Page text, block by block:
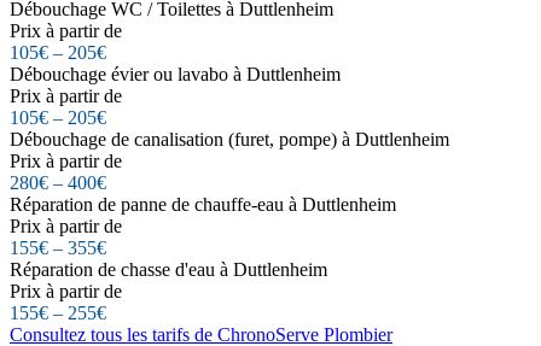
Débouchage WC / Toilettes à Duttlenheim
Prix à partir de
105€ – 205€
Débouchage évier ou lavabo à Duttlenheim
Prix à partir de
105€ – 205€
Débouchage de canalisation (furet, pompe) à Duttlenheim
Prix à partir de
280€ – 400€
Réparation de panne de chauffe-eau à Duttlenheim
Prix à partir de
155€ – 355€
Réparation de chasse d'eau à Duttlenheim
Prix à partir de
155€ – 255€
Consultez tous les tarifs de ChronoServe Plombier